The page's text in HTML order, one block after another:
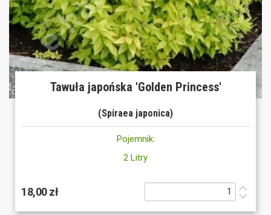
Tawuła japońska 'Golden Princess'
(Spiraea japonica)
Pojemnik:
2 Litry
18,00 zł